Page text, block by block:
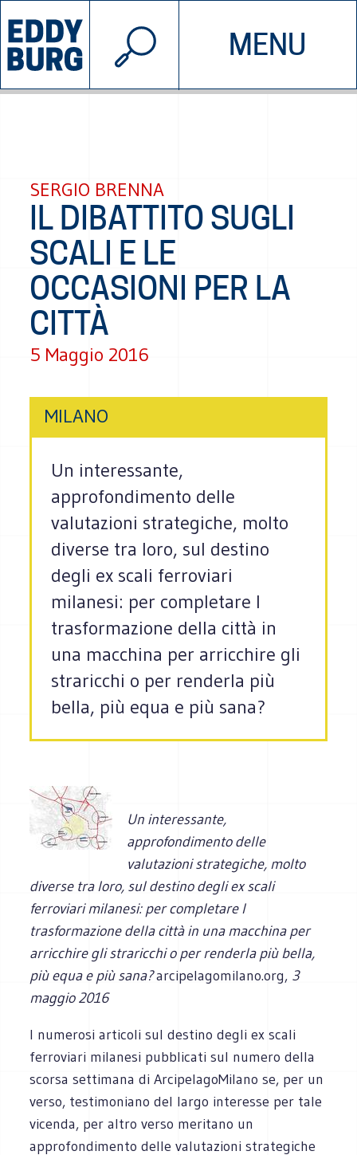
MENU
INIZIATIVE CHI SIAMO
© 2026 EDDYBURG
SERGIO BRENNA
IL DIBATTITO SUGLI
SCALI E LE
OCCASIONI PER LA
CITTÀ
5 Maggio 2016
MILANO
Un interessante,
approfondimento delle
valutazioni strategiche, molto
diverse tra loro, sul destino
degli ex scali ferroviari
milanesi: per completare l
trasformazione della città in
una macchina per arricchire gli
straricchi o per renderla più
bella, più equa e più sana?
Un interessante,
approfondimento delle
valutazioni strategiche, molto
diverse tra loro, sul destino degli ex scali
ferroviari milanesi: per completare l
trasformazione della città in una macchina per
arricchire gli straricchi o per renderla più bella,
più equa e più sana?arcipelagomilano.org, 3
maggio 2016
I numerosi articoli sul destino degli ex scali
ferroviari milanesi pubblicati sul numero della
scorsa settimana di ArcipelagoMilano se, per un
verso, testimoniano del largo interesse per tale
vicenda, per altro verso meritano un
approfondimento delle valutazioni strategiche